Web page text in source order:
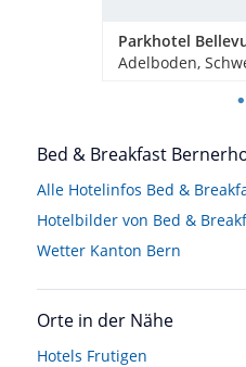
Adelboden,
Bed & Breakfast
Alle Hotelinfos Bed &
Hotelbilder von Bed &
Wetter Kanton Bern
Orte in der Nähe
Hotels Frutigen